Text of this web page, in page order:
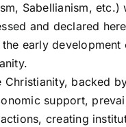
Sabellianism, etc.)
and declared
early development
Christianity, backed
support,
creating